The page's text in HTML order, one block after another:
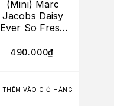
THÊM VÀO GIỎ HÀNG
(Mini) Marc
Jacobs Daisy
Ever So Fresh
490.000₫